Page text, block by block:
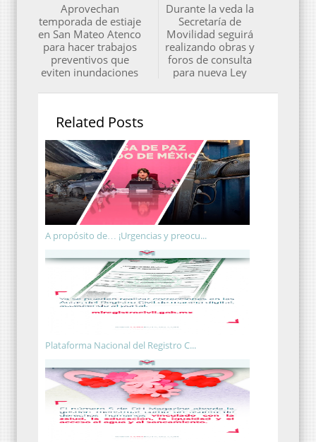
Durante la veda la
Secretaría de
Movilidad seguirá
realizando obras y
foros de consulta
para nueva Ley
Aprovechan
temporada de estiaje
en San Mateo Atenco
para hacer trabajos
preventivos que
eviten inundaciones
Related Posts
A propósito de… ¡Urgencias y preocu...
Plataforma Nacional del Registro C...